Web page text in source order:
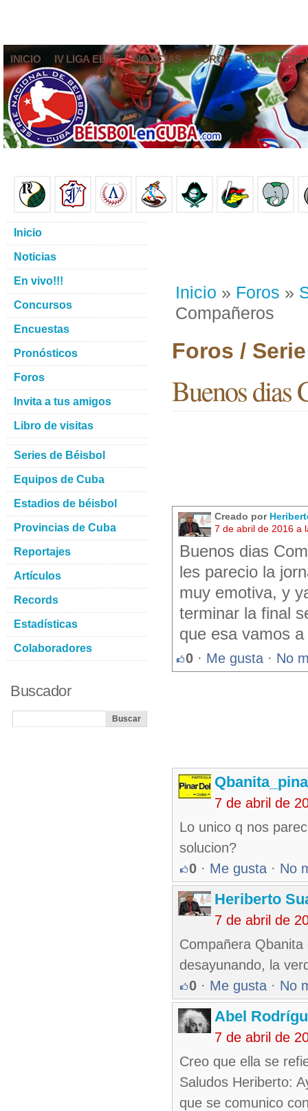
INICIO IV LIGA ELITE NOTICIAS FOROS
Inicio » Foros »
Compañeros
Foros /
Buenos dias
Creado por
7 de abril de 2016 a
Buenos dias
les parecio la
muy emotiva, y
terminar la final
que esa vamos
0 · Me gusta · No
7 de abril de
Lo unico q nos
solucion?
0 · Me gusta · No
Heriberto
7 de abril de
Compañera
desayunando, la
0 · Me gusta · No
Abel
7 de abril de
Creo que ella se
Saludos Heriberto:
que se comunico
Inicio
Noticias
En vivo!!!
Concursos
Encuestas
Pronósticos
Foros
Invita a tus amigos
Libro de visitas
Series de Béisbol
Equipos de Cuba
Estadios de béisbol
Provincias de Cuba
Reportajes
Artículos
Records
Estadísticas
Colaboradores
Buscador